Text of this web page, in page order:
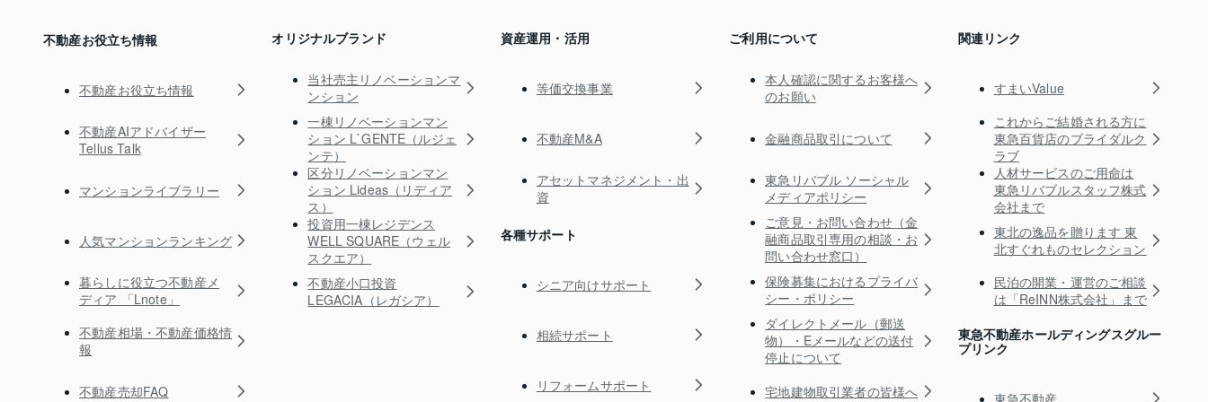
不動産お役立ち情報
不動産お役立ち情報
不動産AIアドバイザー
Tellus Talk
マンションライブラリー
人気マンションランキング
暮らしに役立つ不動産メ
ディア 「Lnote」
不動産相場・不動産価格情
報
不動産売却FAQ
オリジナルブランド
当社売主リノベーションマ
ンション
一棟リノベーションマン
ション L`GENTE（ルジェ
ンテ）
区分リノベーションマン
ション Lideas（リディア
ス）
投資用一棟レジデンス
WELL SQUARE（ウェル
スクエア）
不動産小口投資
LEGACIA（レガシア）
資産運用・活用
等価交換事業
不動産M&A
アセットマネジメント・出
資
各種サポート
シニア向けサポート
相続サポート
リフォームサポート
ご利用について
本人確認に関するお客様へ
のお願い
金融商品取引について
東急リバブル ソーシャル
メディアポリシー
ご意見・お問い合わせ（金
融商品取引専用の相談・お
問い合わせ窓口）
保険募集におけるプライバ
シー・ポリシー
ダイレクトメール（郵送
物）・Eメールなどの送付
停止について
宅地建物取引業者の皆様へ
関連リンク
すまいValue
これからご結婚される方に
東急百貨店のブライダルク
ラブ
人材サービスのご用命は
東急リバブルスタッフ株式
会社まで
東北の逸品を贈ります 東
北すぐれものセレクション
民泊の開業・運営のご相談
は「ReINN株式会社」まで
東急不動産ホールディングスグルー
プリンク
東急不動産